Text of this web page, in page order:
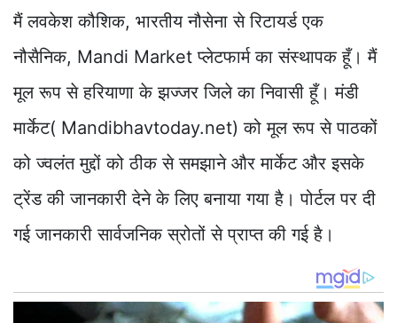
मैं लवकेश कौशिक, भारतीय नौसेना से रिटायर्ड एक
नौसैनिक, Mandi Market प्लेटफार्म का संस्थापक हूँ। मैं
मूल रूप से हरियाणा के झज्जर जिले का निवासी हूँ। मंडी
मार्केट( Mandibhavtoday.net) को मूल रूप से पाठकों
को ज्वलंत मुद्दों को ठीक से समझाने और मार्केट और इसके
ट्रेंड की जानकारी देने के लिए बनाया गया है। पोर्टल पर दी
गई जानकारी सार्वजनिक स्रोतों से प्राप्त की गई है।